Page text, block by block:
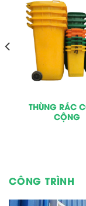
THÙNG RÁC
CỘNG
CÔNG TRÌNH